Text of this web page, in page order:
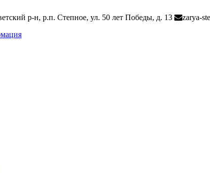
р-н, р.п. Степное, ул. 50 лет Победы, д. 13
zarya-